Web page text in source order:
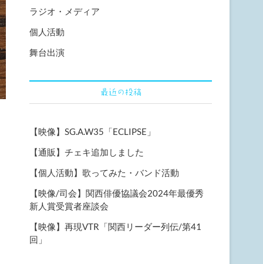
ラジオ・メディア
個人活動
舞台出演
最近の投稿
【映像】SG.A.W35「ECLIPSE」
【通販】チェキ追加しました
【個人活動】歌ってみた・バンド活動
【映像/司会】関西俳優協議会2024年最優秀
新人賞受賞者座談会
【映像】再現VTR「関西リーダー列伝/第41
回」